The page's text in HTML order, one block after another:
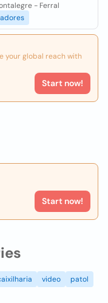
Start now!
- Ferral
your global reach with
Start now!
video
patol